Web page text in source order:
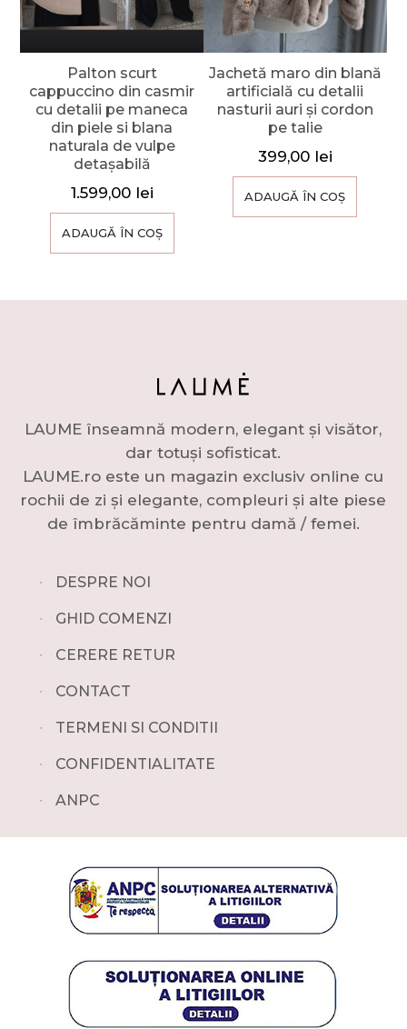
Palton scurt
cappuccino din casmir
cu detalii pe maneca
din piele si blana
naturala de vulpe
detașabilă
1.599,00 lei
ADAUGĂ ÎN COȘ
Jachetă maro din blană
artificială cu detalii
nasturii auri și cordon
pe talie
399,00 lei
ADAUGĂ ÎN COȘ
LAUME înseamnă modern, elegant și visător,
dar totuși sofisticat.
LAUME.ro este un magazin exclusiv online cu
rochii de zi și elegante, compleuri și alte piese
de îmbrăcăminte pentru damă / femei.
∙ DESPRE NOI
∙ GHID COMENZI
∙ CERERE RETUR
∙ CONTACT
∙ TERMENI SI CONDITII
∙ CONFIDENTIALITATE
∙ ANPC